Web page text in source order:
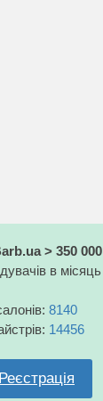
> 350 000
в місяць
8140
14456
Реєстрація